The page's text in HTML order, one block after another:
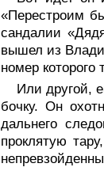
«Перестроим
сандалии
вышел из
номер которого
Или другой,
бочку. Он
дальнего
проклятую